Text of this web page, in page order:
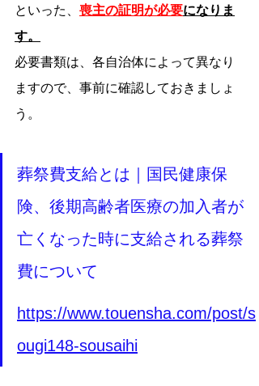
といった、 喪主の証明が必要になりま
す。
必要書類は、各自治体によって異なり
ますので、事前に確認しておきましょ
う。
葬祭費支給とは｜国民健康保
険、後期高齢者医療の加入者が
亡くなった時に支給される葬祭
費について
https://www.touensha.com/post/s
ougi148-sousaihi